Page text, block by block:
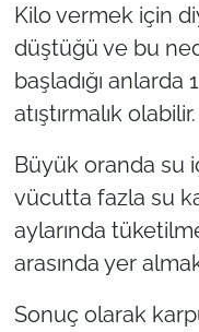
Kilo vermek için
düştüğü ve bu
başladığı
atıştırmalık olabilir.
Büyük oranda su
vücutta fazla su
aylarında
arasında yer
Sonuç olarak